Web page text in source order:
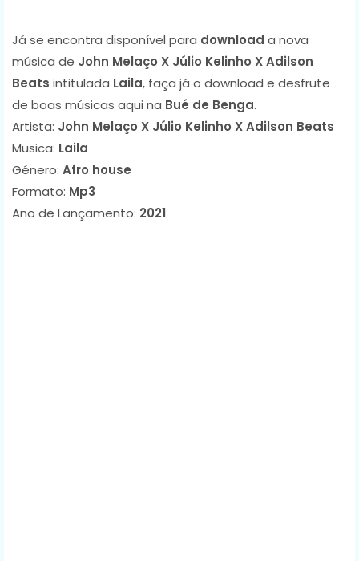
Já se encontra disponível para download a nova
música de John Melaço X Júlio Kelinho X Adilson
Beats intitulada Laila, faça já o download e desfrute
de boas músicas aqui na Bué de Benga.
Artista: John Melaço X Júlio Kelinho X Adilson Beats
Musica: Laila
Género: Afro house
Formato: Mp3
Ano de Lançamento: 2021